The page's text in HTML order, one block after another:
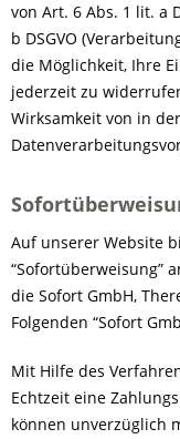
von Art. 6 Abs. 1 lit. a
b DSGVO
die Möglichkeit, Ihre
jederzeit zu
Wirksamkeit von in
Auf unserer Website
“Sofortüberweisung”
die Sofort GmbH,
Folgenden “Sofort
Mit Hilfe des
Echtzeit eine
können unverzüglich